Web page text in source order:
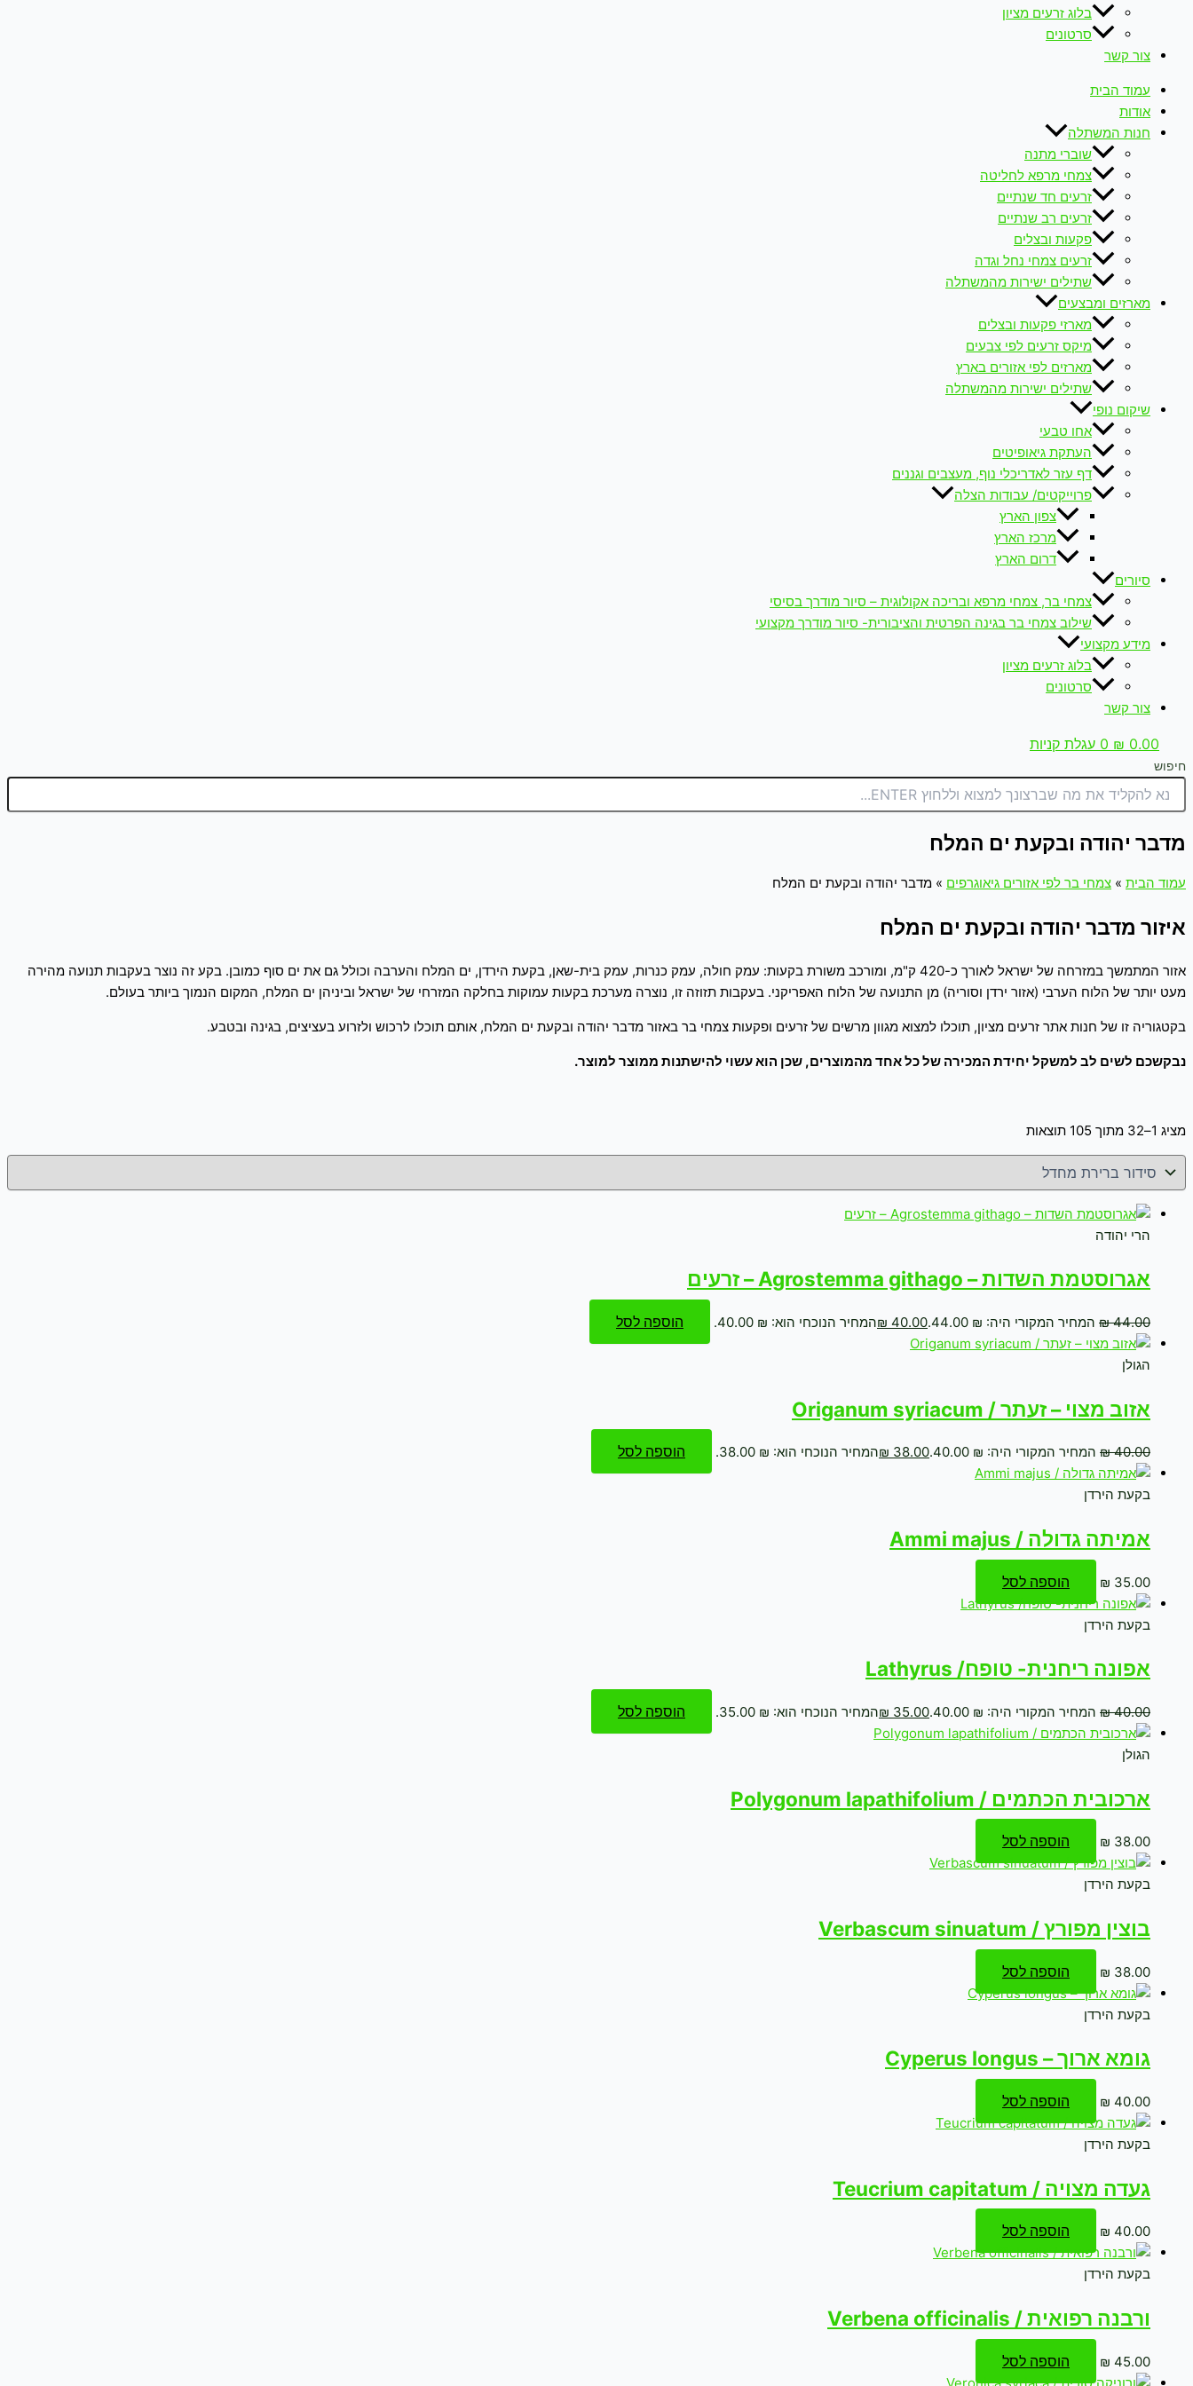
בלוג זרעים מציון
סרטונים
צור קשר
עמוד הבית
אודות
חנות המשתלה
שוברי מתנה
צמחי מרפא לחליטה
זרעים חד שנתיים
זרעים רב שנתיים
פקעות ובצלים
זרעים צמחי נחל וגדה
שתילים ישירות מהמשתלה
מארזים ומבצעים
מארזי פקעות ובצלים
מיקס זרעים לפי צבעים
מארזים לפי אזורים בארץ
שתילים ישירות מהמשתלה
שיקום נופי
אחו טבעי
העתקת גיאופיטים
דף עזר לאדריכלי נוף, מעצבים וגננים
פרוייקטים/ עבודות הצלה
צפון הארץ
מרכז הארץ
דרום הארץ
סיורים
צמחי בר, צמחי מרפא ובריכה אקולוגית – סיור מודרך בסיסי
שילוב צמחי בר בגינה הפרטית והציבורית- סיור מודרך מקצועי
מידע מקצועי
בלוג זרעים מציון
סרטונים
צור קשר
₪ 0.00
0 עגלת קניות
חיפוש
מדבר יהודה ובקעת ים המלח
עמוד הבית » צמחי בר לפי אזורים גיאוגרפים » מדבר יהודה ובקעת ים המלח
איזור מדבר יהודה ובקעת ים המלח
אזור המתמשך במזרחה של ישראל לאורך כ-420 ק"מ, ומורכב משורת בקעות: עמק חולה, עמק כנרות, עמק בית-שאן, בקעת הירדן, ים המלח והערבה וכולל גם את ים סוף כמובן. בקע זה נוצר בעקבות תנועה מהירה
מעט יותר של הלוח הערבי (אזור ירדן וסוריה) מן התנועה של הלוח האפריקני. בעקבות תזוזה זו, נוצרה מערכת בקעות עמוקות בחלקה המזרחי של ישראל וביניהן ים המלח, המקום הנמוך ביותר בעולם.
בקטגוריה זו של חנות אתר זרעים מציון, תוכלו למצוא מגוון מרשים של זרעים ופקעות צמחי בר באזור מדבר יהודה ובקעת ים המלח, אותם תוכלו לרכוש ולזרוע בעציצים, בגינה ובטבע.
נבקשכם לשים לב למשקל יחידת המכירה של כל אחד מהמוצרים, שכן הוא עשוי להישתנות ממוצר למוצר.
מציג 1–32 מתוך 105 תוצאות
הרי יהודה
אגרוסטמת השדות – Agrostemma githago – זרעים
₪44.00 המחיר המקורי היה: ₪ 44.00. ₪ 40.00 המחיר הנוכחי הוא: ₪ 40.00. הוספה לסל
הגולן
אזוב מצוי – זעתר / Origanum syriacum
₪40.00 המחיר המקורי היה: ₪ 40.00. ₪ 38.00 המחיר הנוכחי הוא: ₪ 38.00. הוספה לסל
בקעת הירדן
אמיתה גדולה / Ammi majus
₪ 35.00 הוספה לסל
בקעת הירדן
אפונה ריחנית- טופח/ Lathyrus
₪40.00 המחיר המקורי היה: ₪ 40.00. ₪ 35.00 המחיר הנוכחי הוא: ₪ 35.00. הוספה לסל
הגולן
ארכובית הכתמים / Polygonum lapathifolium
₪ 38.00 הוספה לסל
בקעת הירדן
בוצין מפורץ / Verbascum sinuatum
₪ 38.00 הוספה לסל
בקעת הירדן
גומא ארוך – Cyperus longus
₪ 40.00 הוספה לסל
בקעת הירדן
געדה מצויה / Teucrium capitatum
₪ 40.00 הוספה לסל
בקעת הירדן
ורבנה רפואית / Verbena officinalis
₪ 45.00 הוספה לסל